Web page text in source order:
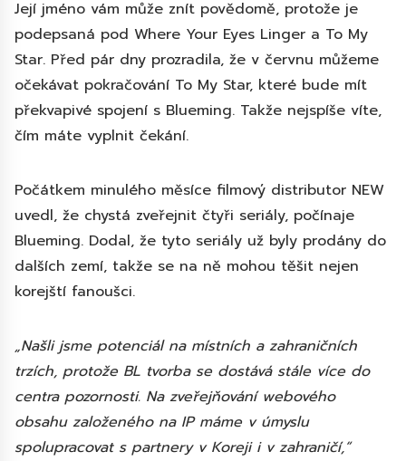
Její jméno vám může znít povědomě, protože je
podepsaná pod Where Your Eyes Linger a To My
Star. Před pár dny prozradila, že v červnu můžeme
očekávat pokračování To My Star, které bude mít
překvapivé spojení s Blueming. Takže nejspíše víte,
čím máte vyplnit čekání.
Počátkem minulého měsíce filmový distributor NEW
uvedl, že chystá zveřejnit čtyři seriály, počínaje
Blueming. Dodal, že tyto seriály už byly prodány do
dalších zemí, takže se na ně mohou těšit nejen
korejští fanoušci.
„Našli jsme potenciál na místních a zahraničních
trzích, protože BL tvorba se dostává stále více do
centra pozornosti. Na zveřejňování webového
obsahu založeného na IP máme v úmyslu
spolupracovat s partnery v Koreji i v zahraničí,“